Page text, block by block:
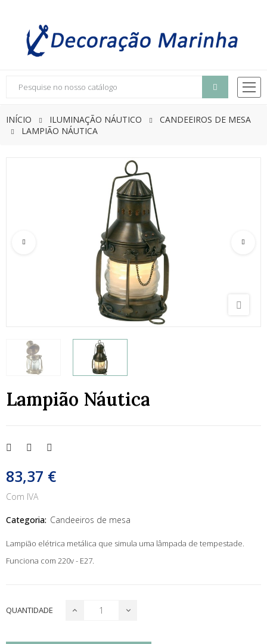
INÍCIO ILUMINAÇÃO NÁUTICO
CANDEEIROS DE MESA
LAMPIÃO NÁUTICA
Lampião Náutica
83,37 €
Com IVA
Categoria: Candeeiros de mesa
Lampião elétrica metálica que simula uma lâmpada de tempestade.
Funciona com 220v - E27.
QUANTIDADE